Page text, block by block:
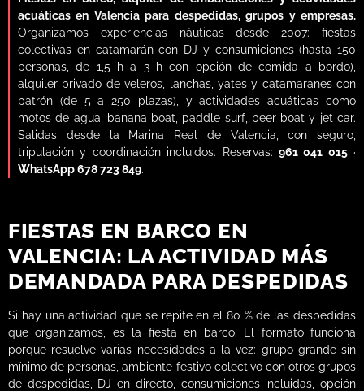
Despedidas
Blog de Notícias
Respuesta rápida ·
Contáctanos
acuáticas en Valencia para despedidas, grupos y empresas.
Organizamos experiencias náuticas desde 2007: fiestas
colectivas en catamarán con DJ y consumiciones (hasta 150
personas, de 1,5 h a 3 h con opción de comida a bordo),
alquiler privado de veleros, lanchas, yates y catamaranes con
patrón (de 5 a 250 plazas), y actividades acuáticas como
motos de agua, banana boat, paddle surf, beer boat y jet car.
Salidas desde la Marina Real de Valencia, con seguro,
tripulación y coordinación incluidos. Reservas: 961 041 015·
WhatsApp 678 723 849.
FIESTAS EN BARCO EN
VALENCIA: LA ACTIVIDAD MÁS
DEMANDADA PARA DESPEDIDAS
Si hay una actividad que se repite en el 80 % de las despedidas
que organizamos, es la fiesta en barco. El formato funciona
porque resuelve varias necesidades a la vez: grupo grande sin
mínimo de personas, ambiente festivo colectivo con otros grupos
de despedidas, DJ en directo, consumiciones incluidas, opción